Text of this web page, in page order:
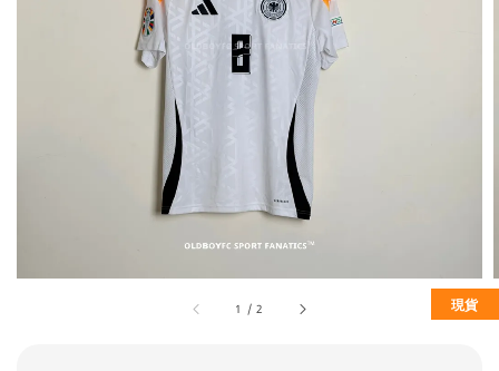
1 /2 現貨